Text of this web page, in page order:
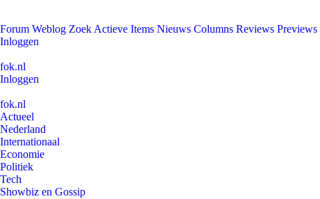
Forum Weblog Zoek Actieve Items Nieuws Columns Reviews Previews
Inloggen
fok.nl
Inloggen
fok.nl
Actueel
Nederland
Internationaal
Economie
Politiek
Tech
Showbiz en Gossip